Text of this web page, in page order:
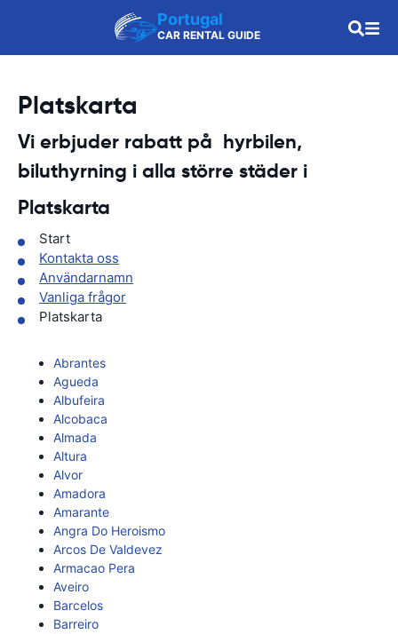
Portugal
CAR RENTAL GUIDE
Platskarta
Vi erbjuder rabatt på hyrbilen,
biluthyrning i alla större städer i
Platskarta
Start
Kontakta oss
Användarnamn
Vanliga frågor
Platskarta
Abrantes
Agueda
Albufeira
Alcobaca
Almada
Altura
Alvor
Amadora
Amarante
Angra Do Heroismo
Arcos De Valdevez
Armacao Pera
Aveiro
Barcelos
Barreiro